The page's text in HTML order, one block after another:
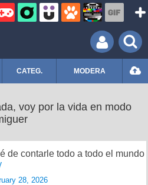
CATEG. MODERA
voy por la vida en modo
de contarle todo a todo el mundo
28, 2026